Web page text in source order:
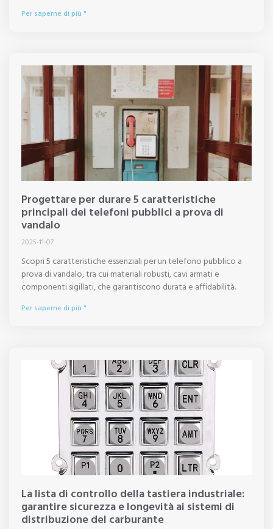
Per saperne di più "
Progettare per durare 5 caratteristiche
principali dei telefoni pubblici a prova di
vandalo
2025-11-07
Scopri 5 caratteristiche essenziali per un telefono pubblico a
prova di vandalo, tra cui materiali robusti, cavi armati e
componenti sigillati, che garantiscono durata e affidabilità.
Per saperne di più "
La lista di controllo della tastiera industriale:
garantire sicurezza e longevità ai sistemi di
distribuzione del carburante